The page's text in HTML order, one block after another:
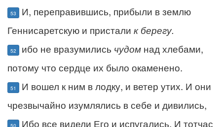
53
И, переправившись, прибыли в землю
Геннисаретскую и пристали к берегу.
52 ибо не вразумились чудом над хлебами,
потому что сердце их было окаменено.
51
И вошел к ним в лодку, и ветер утих. И они
чрезвычайно изумлялись в себе и дивились,
50
Ибо все видели Его и испугались. И тотчас